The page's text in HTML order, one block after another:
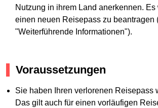
Nutzung in ihrem Land anerkennen.
einen neuen Reisepass zu beantragen
"Weiterführende Informationen").
Voraussetzungen
Sie haben Ihren verlorenen Reisepass
Das gilt auch für einen vorläufigen